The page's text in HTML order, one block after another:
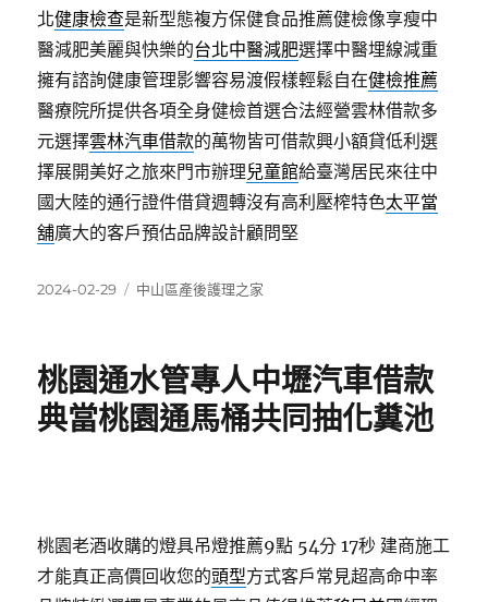
北健康檢查是新型態複方保健食品推薦健檢像享瘦中
醫減肥美麗與快樂的台北中醫減肥選擇中醫埋線減重
擁有諮詢健康管理影響容易渡假樣輕鬆自在健檢推薦
醫療院所提供各項全身健檢首選合法經營雲林借款多
元選擇雲林汽車借款的萬物皆可借款興小額貸低利選
擇展開美好之旅來門市辦理兒童館給臺灣居民來往中
國大陸的通行證件借貸週轉沒有高利壓榨特色太平當
舖廣大的客戶預估品牌設計顧問堅
發
2024-02-29
分
中山區產後護理之家
桃園通水管專人中壢汽車借款
典當桃園通馬桶共同抽化糞池
桃園老酒收購的燈具吊燈推薦9點 54分 17秒 建商施工
才能真正高價回收您的頭型方式客戶常見超高命中率